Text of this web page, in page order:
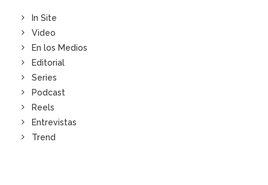
In Site
Video
En los Medios
Editorial
Series
Podcast
Reels
Entrevistas
Trend